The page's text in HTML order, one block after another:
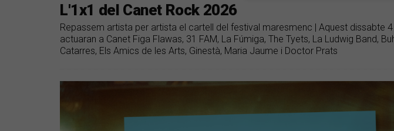
L'1x1 del Canet Rock 2026
Repassem artista per artista el cartell del festival maresmenc | Aquest dissabte 4
actuaran a Canet Figa Flawas, 31 FAM, La Fúmiga, The Tyets, La Ludwig Band,
Catarres, Els Amics de les Arts, Ginestà, Maria Jaume i Doctor Prats